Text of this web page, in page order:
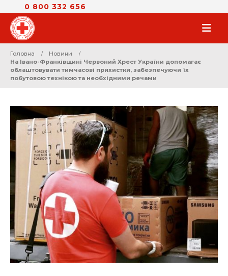
0 800 332 656
Головна
Новини
На Івано-Франківщині Червоний Хрест України допомагає
облаштовувати тимчасові прихистки, забезпечуючи їх
побутовою технікою та необхідними речами